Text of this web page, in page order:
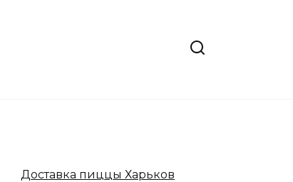
Доставка пиццы Харьков